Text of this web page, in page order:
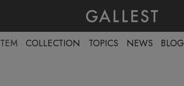
COLLECTION TOPICS NEWS BLOG